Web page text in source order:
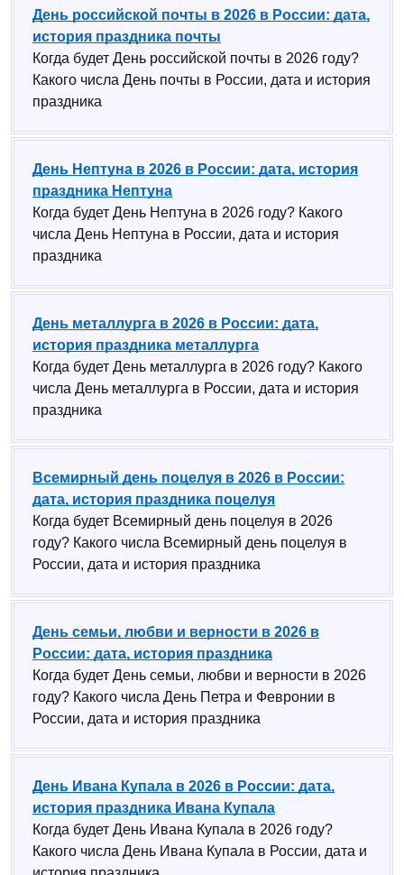
День российской почты в 2026 в России: дата,
история праздника почты
Когда будет День российской почты в 2026 году?
Какого числа День почты в России, дата и история
праздника
День Нептуна в 2026 в России: дата, история
праздника Нептуна
Когда будет День Нептуна в 2026 году? Какого
числа День Нептуна в России, дата и история
праздника
День металлурга в 2026 в России: дата,
история праздника металлурга
Когда будет День металлурга в 2026 году? Какого
числа День металлурга в России, дата и история
праздника
Всемирный день поцелуя в 2026 в России:
дата, история праздника поцелуя
Когда будет Всемирный день поцелуя в 2026
году? Какого числа Всемирный день поцелуя в
России, дата и история праздника
День семьи, любви и верности в 2026 в
России: дата, история праздника
Когда будет День семьи, любви и верности в 2026
году? Какого числа День Петра и Февронии в
России, дата и история праздника
День Ивана Купала в 2026 в России: дата,
история праздника Ивана Купала
Когда будет День Ивана Купала в 2026 году?
Какого числа День Ивана Купала в России, дата и